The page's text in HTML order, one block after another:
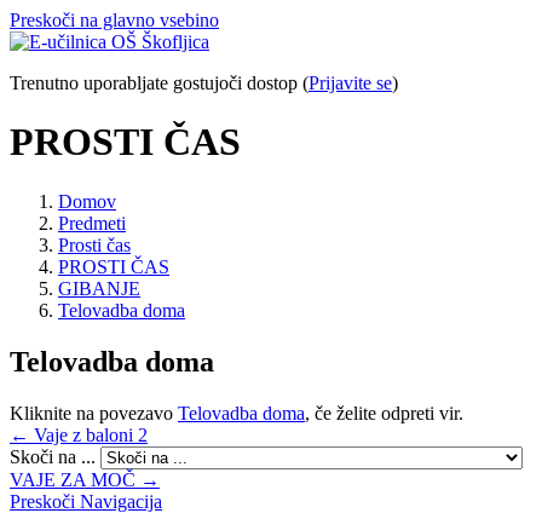
Preskoči na glavno vsebino
Trenutno uporabljate gostujoči dostop (Prijavite se)
PROSTI ČAS
Domov
Predmeti
Prosti čas
PROSTI ČAS
GIBANJE
Telovadba doma
Telovadba doma
Kliknite na povezavo Telovadba doma, če želite odpreti vir.
← Vaje z baloni 2
Skoči na ...
VAJE ZA MOČ →
Preskoči Navigacija